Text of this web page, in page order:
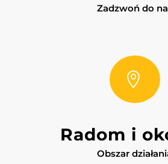
Zadzwoń do

Radom i
Obszar